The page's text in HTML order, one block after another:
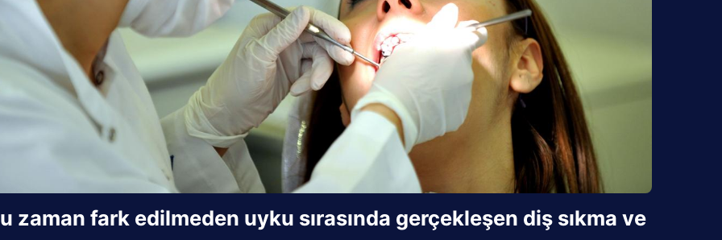
zaman fark edilmeden uyku sırasında gerçekleşen diş sıkma ve